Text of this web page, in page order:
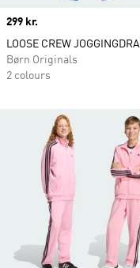
Price
299 kr.
LOOSE CREW
Børn Originals
2 colours